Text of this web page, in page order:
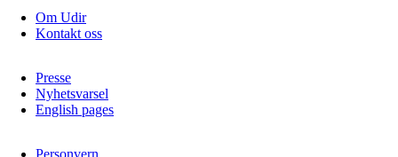
Om Udir
Kontakt oss
Presse
Nyhetsvarsel
English pages